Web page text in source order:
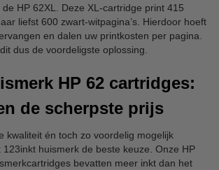
HP 62XL. Deze XL-cartridge print 415
liefst 600 zwart-witpagina’s. Hierdoor hoeft
en dalen uw printkosten per pagina.
dus de voordeligste oplossing.
HP 62 cartridges:
de scherpste prijs
kwaliteit én toch zo voordelig mogelijk
123inkt huismerk de beste keuze. Onze HP
bevatten meer inkt dan het